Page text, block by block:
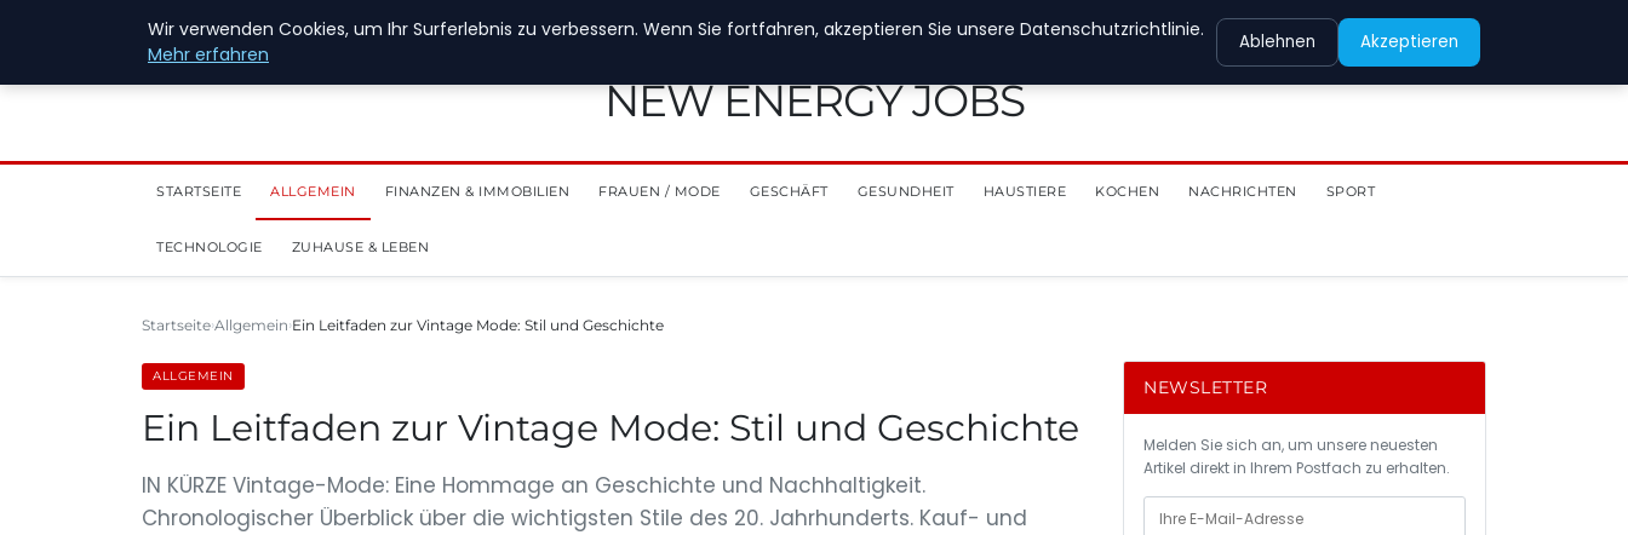
28. Juli 2026
NEW ENERGY JOBS
STARTSEITE ALLGEMEIN FINANZEN & IMMOBILIEN FRAUEN / MODE GESCHÄFT GESUNDHEIT HAUSTIERE KOCHEN NACHRICHTEN SPORT
TECHNOLOGIE ZUHAUSE & LEBEN
Startseite Allgemein Ein Leitfaden zur Vintage Mode: Stil und Geschichte
ALLGEMEIN
Ein Leitfaden zur Vintage Mode: Stil und Geschichte
IN KÜRZE Vintage-Mode: Eine Hommage an Geschichte und Nachhaltigkeit.
Chronologischer Überblick über die wichtigsten Stile des 20. Jahrhunderts. Kauf- und
NEWSLETTER
Melden Sie sich an, um unsere neuesten
Artikel direkt in Ihrem Postfach zu erhalten.
Wir verwenden Cookies, um Ihr Surferlebnis zu verbessern. Wenn Sie fortfahren, akzeptieren Sie unsere Datenschutzrichtlinie.
Mehr erfahren
Ablehnen Akzeptieren